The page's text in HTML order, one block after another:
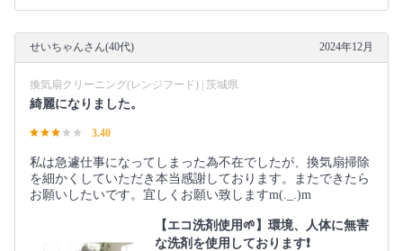
せいちゃんさん(40代) 2024年12月
換気扇クリーニング(レンジフード) | 茨城県
綺麗になりました。
3.40
私は急遽仕事になってしまった為不在でしたが、換気扇掃除
を細かくしていただき本当感謝しております。またできたら
お願いしたいです。宜しくお願い致しますm(._.)m
【エコ洗剤使用🌱】環境、人体に無害
な洗剤を使用しております❗️